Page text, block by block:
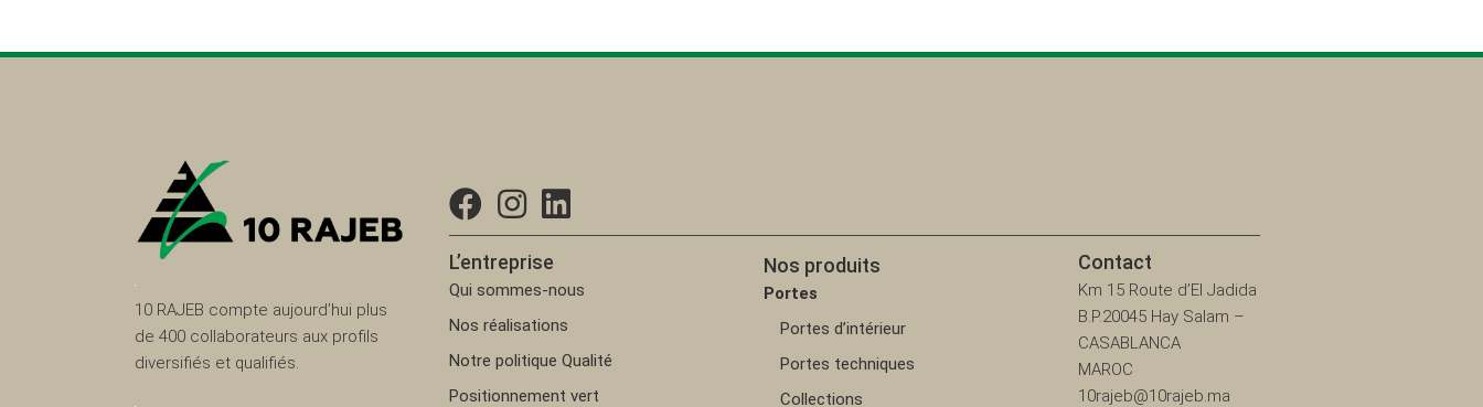
10 RAJEB compte aujourd’hui plus
de 400 collaborateurs aux profils
diversifiés et qualifiés.
L’entreprise
Qui sommes-nous
Nos réalisations
Notre politique Qualité
Positionnement vert
Nos produits
Portes
Portes d’intérieur
Portes techniques
Collections
Contact
Km 15 Route d’El Jadida
B.P.20045 Hay Salam –
CASABLANCA
MAROC
10rajeb@10rajeb.ma